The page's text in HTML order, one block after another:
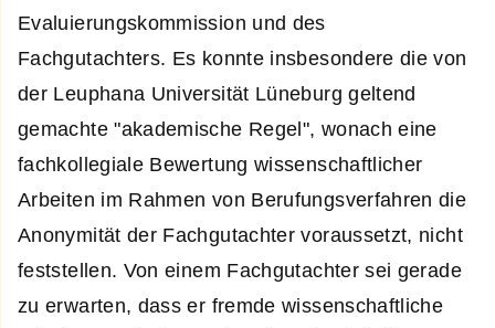
Evaluierungskommission und des
Fachgutachters. Es konnte insbesondere die von
der Leuphana Universität Lüneburg geltend
gemachte "akademische Regel", wonach eine
fachkollegiale Bewertung wissenschaftlicher
Arbeiten im Rahmen von Berufungsverfahren die
Anonymität der Fachgutachter voraussetzt, nicht
feststellen. Von einem Fachgutachter sei gerade
zu erwarten, dass er fremde wissenschaftliche